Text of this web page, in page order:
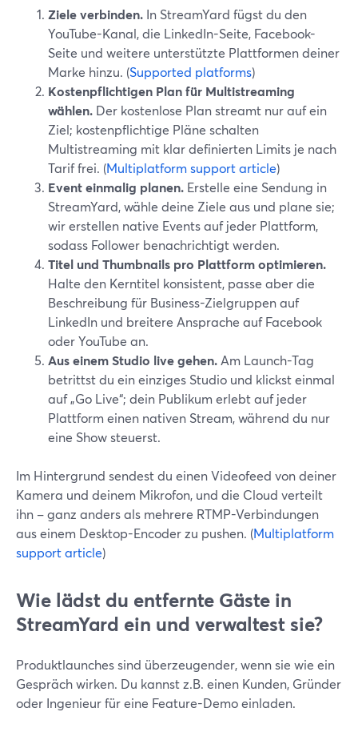
Ziele verbinden. In StreamYard fügst du den
YouTube-Kanal, die LinkedIn-Seite, Facebook-
Seite und weitere unterstützte Plattformen deiner
Marke hinzu. (Supported platforms)
Kostenpflichtigen Plan für Multistreaming
wählen. Der kostenlose Plan streamt nur auf ein
Ziel; kostenpflichtige Pläne schalten
Multistreaming mit klar definierten Limits je nach
Tarif frei. (Multiplatform support article)
Event einmalig planen. Erstelle eine Sendung in
StreamYard, wähle deine Ziele aus und plane sie;
wir erstellen native Events auf jeder Plattform,
sodass Follower benachrichtigt werden.
Titel und Thumbnails pro Plattform optimieren.
Halte den Kerntitel konsistent, passe aber die
Beschreibung für Business-Zielgruppen auf
LinkedIn und breitere Ansprache auf Facebook
oder YouTube an.
Aus einem Studio live gehen. Am Launch-Tag
betrittst du ein einziges Studio und klickst einmal
auf „Go Live“; dein Publikum erlebt auf jeder
Plattform einen nativen Stream, während du nur
eine Show steuerst.
Im Hintergrund sendest du einen Videofeed von deiner
Kamera und deinem Mikrofon, und die Cloud verteilt
ihn – ganz anders als mehrere RTMP-Verbindungen
aus einem Desktop-Encoder zu pushen. (Multiplatform
support article)
Wie lädst du entfernte Gäste in
StreamYard ein und verwaltest sie?
Produktlaunches sind überzeugender, wenn sie wie ein
Gespräch wirken. Du kannst z.B. einen Kunden, Gründer
oder Ingenieur für eine Feature-Demo einladen.